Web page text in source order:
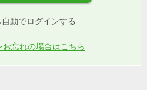
動でログインする
忘れの場合はこちら